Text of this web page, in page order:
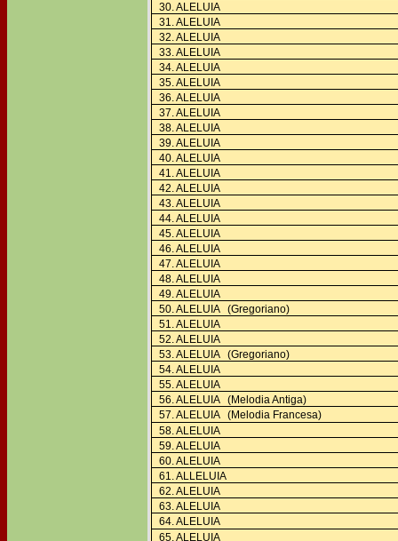
30. ALELUIA
31. ALELUIA
32. ALELUIA
33. ALELUIA
34. ALELUIA
35. ALELUIA
36. ALELUIA
37. ALELUIA
38. ALELUIA
39. ALELUIA
40. ALELUIA
41. ALELUIA
42. ALELUIA
43. ALELUIA
44. ALELUIA
45. ALELUIA
46. ALELUIA
47. ALELUIA
48. ALELUIA
49. ALELUIA
50. ALELUIA (Gregoriano)
51. ALELUIA
52. ALELUIA
53. ALELUIA (Gregoriano)
54. ALELUIA
55. ALELUIA
56. ALELUIA (Melodia Antiga)
57. ALELUIA (Melodia Francesa)
58. ALELUIA
59. ALELUIA
60. ALELUIA
61. ALLELUIA
62. ALELUIA
63. ALELUIA
64. ALELUIA
65. ALELUIA